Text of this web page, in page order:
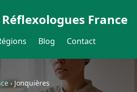
France
Blog Contact
›Jonquières